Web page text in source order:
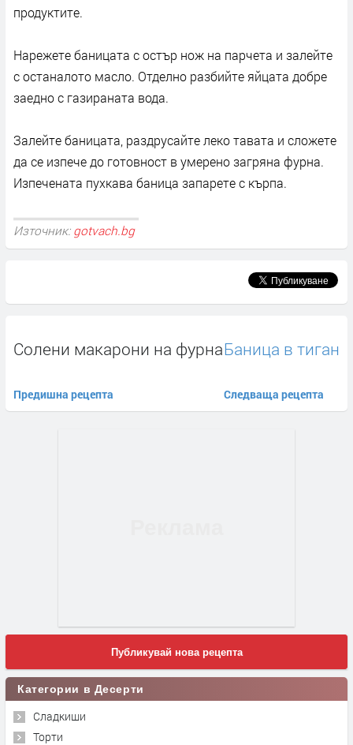
продуктите.
Нарежете баницата с остър нож на парчета и залейте
с останалото масло. Отделно разбийте яйцата добре
заедно с газираната вода.
Залейте баницата, раздрусайте леко тавата и сложете
да се изпече до готовност в умерено загряна фурна.
Изпечената пухкава баница запарете с кърпа.
Източник: gotvach.bg
Солени макарони на фурна
Предишна рецепта
Баница в тиган
Следваща рецепта
Публикувай нова рецепта
Категории в Десерти
Сладкиши
Торти